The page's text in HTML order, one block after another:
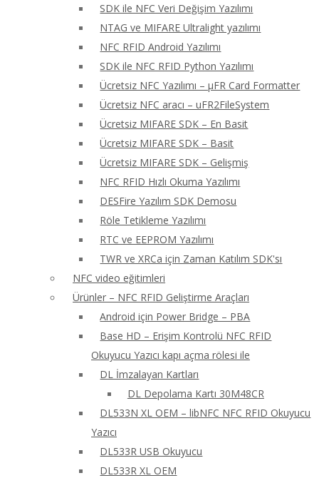
SDK ile NFC Veri Değişim Yazılımı
NTAG ve MIFARE Ultralight yazılımı
NFC RFID Android Yazılımı
SDK ile NFC RFID Python Yazılımı
Ücretsiz NFC Yazılımı – μFR Card Formatter
Ücretsiz NFC aracı – uFR2FileSystem
Ücretsiz MIFARE SDK – En Basit
Ücretsiz MIFARE SDK – Basit
Ücretsiz MIFARE SDK – Gelişmiş
NFC RFID Hızlı Okuma Yazılımı
DESFire Yazılım SDK Demosu
Röle Tetikleme Yazılımı
RTC ve EEPROM Yazılımı
TWR ve XRCa için Zaman Katılım SDK'sı
NFC video eğitimleri
Ürünler – NFC RFID Geliştirme Araçları
Android için Power Bridge – PBA
Base HD – Erişim Kontrolü NFC RFID
Okuyucu Yazıcı kapı açma rölesi ile
DL İmzalayan Kartları
DL Depolama Kartı 30M48CR
DL533N XL OEM – libNFC NFC RFID Okuyucu
Yazıcı
DL533R USB Okuyucu
DL533R XL OEM